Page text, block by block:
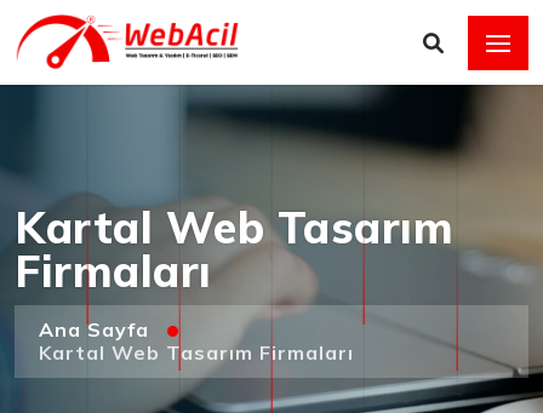
Kartal Web Tasarım
Firmaları
Ana Sayfa
Kartal Web Tasarım Firmaları